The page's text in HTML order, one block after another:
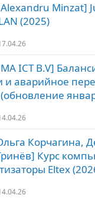
Minzat]
(2025)
ICT B.V]
и аварийное
Корчагина,
Курс
Eltex